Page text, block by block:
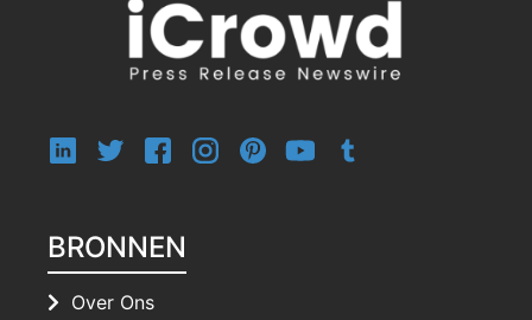
BRONNEN
Over Ons